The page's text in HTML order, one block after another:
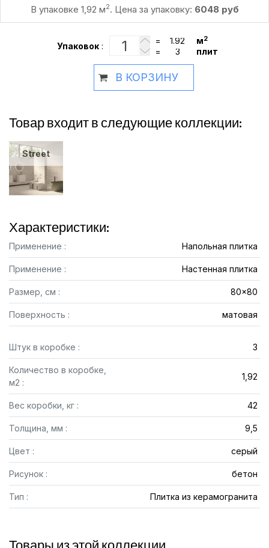
В упаковке 1,92 м2. Цена за упаковку: 6048 руб
Упаковок :
= м2
= плит
В КОРЗИНУ
Товар входит в следующие коллекции:
Street
Характеристики:
Применение : Напольная плитка
Применение : Настенная плитка
Размер, см : 80x80
Поверхность : матовая
Штук в коробке : 3
Количество в коробке,
м2 :
1,92
Вес коробки, кг : 42
Толщина, мм : 9,5
Цвет : серый
Рисунок : бетон
Тип : Плитка из керамогранита